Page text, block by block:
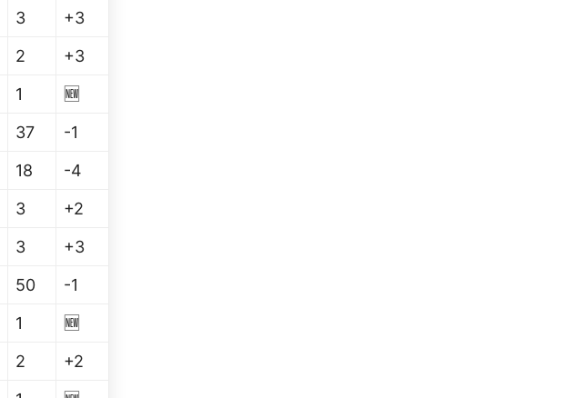
3
+3
2
+3
1
🆕
37
-1
18
-4
3
+2
3
+3
50
-1
1
🆕
2
+2